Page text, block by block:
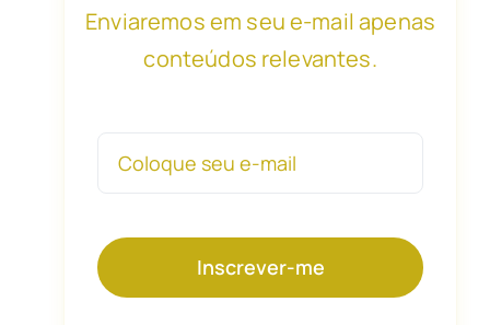
Enviaremos em seu e-mail apenas
conteúdos relevantes.
Inscrever-me